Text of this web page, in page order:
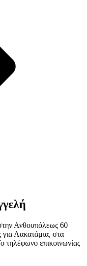
Ανθουπόλεως 60
Λακατάμια, στα
επικοινωνίας